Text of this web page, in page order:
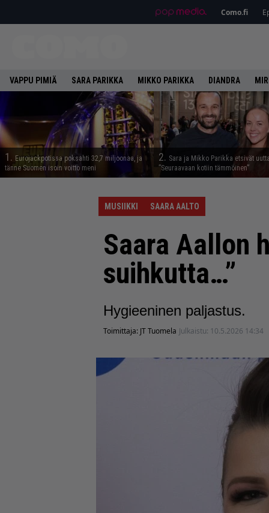
Como.fi
VAPPU PIMIÄ SARA PARIKKA MIKKO PARIKKA DIANDRA
1. Eurojackpotissa poksahti 32,7 miljoonaa, ja
tänne Suomen isoin voitto meni
2. Sara ja Mikko Parikka etsivät
”Seuraavaan kotiin tämmöinen”
MUSIIKKI SAARA AALTO
Saara Aallon
suihkutta…”
Hygieeninen paljastus.
Toimittaja: JT Tuomela Julkaistu: 10.5.2026 14:34